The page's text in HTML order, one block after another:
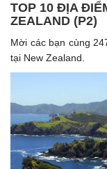
TOP 10 ĐỊA
ZEALAND (P2)
Mời các bạn cùng
tại New Zealand.